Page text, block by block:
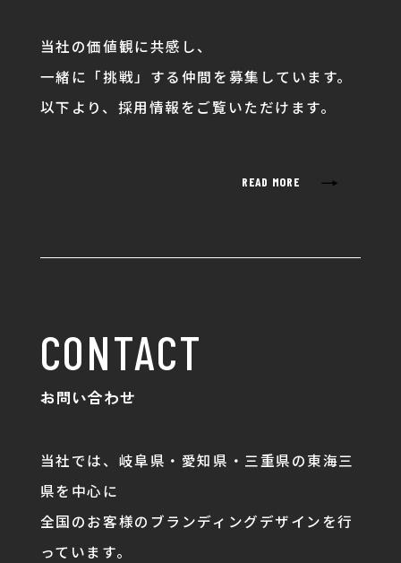
当社の価値観に共感し、
一緒に「挑戦」する仲間を募集しています。
以下より、採用情報をご覧いただけます。
READ MORE →
CONTACT
お問い合わせ
当社では、岐阜県・愛知県・三重県の東海三
県を中心に
全国のお客様のブランディングデザインを行
っています。